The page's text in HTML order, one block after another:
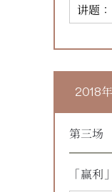
讲题：
2018
第三场
「赢